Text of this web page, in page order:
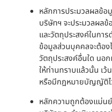
หลักการประมวลผลข้อ
บริษัทฯ จะประมวลผล
และวัตถุประสงค์ในกา
ข้อมูลส่วนบุคคลจะต้อง
วัตถุประสงค์อื่นใด นอ
ให้ท่านทราบแล้วนั้น เ
หรือมีกฎหมายบัญญัติไ
หลักความถูกต้องแม่น